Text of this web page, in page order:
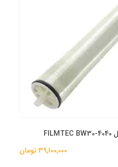
39,100,000 تومان